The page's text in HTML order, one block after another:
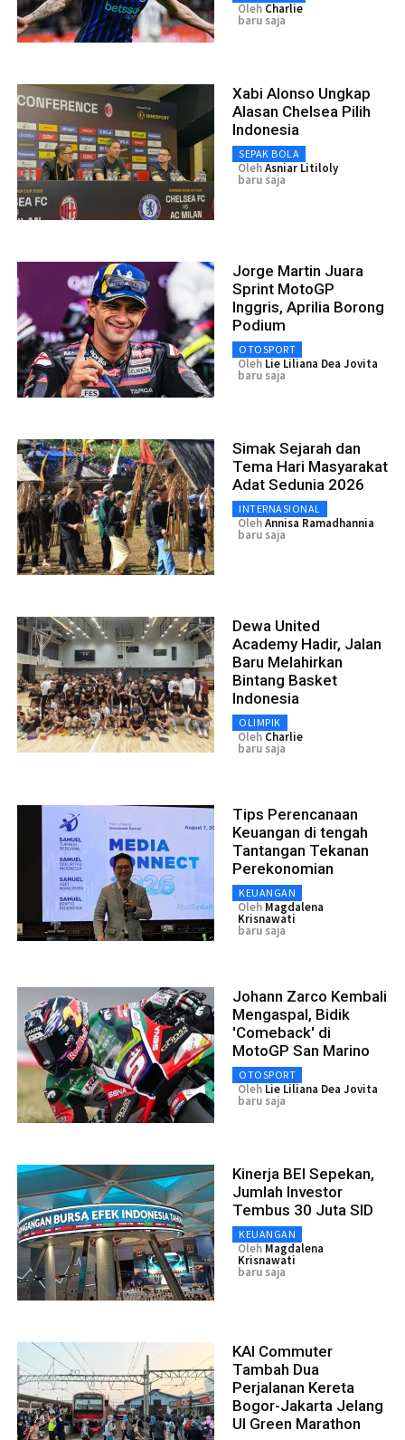
Oleh Charlie
baru saja
Xabi Alonso Ungkap
Alasan Chelsea Pilih
Indonesia
SEPAK BOLA
OlehAsniar Litiloly
baru saja
Jorge Martin Juara
Sprint MotoGP
Inggris, Aprilia Borong
Podium
OTOSPORT
Oleh Lie Liliana Dea Jovita
baru saja
Simak Sejarah dan
Tema Hari Masyarakat
Adat Sedunia 2026
INTERNASIONAL
OlehAnnisa Ramadhannia
baru saja
Dewa United
Academy Hadir, Jalan
Baru Melahirkan
Bintang Basket
Indonesia
OLIMPIK
Oleh Charlie
baru saja
Tips Perencanaan
Keuangan di tengah
Tantangan Tekanan
Perekonomian
KEUANGAN
Oleh Magdalena
Krisnawati
baru saja
Johann Zarco Kembali
Mengaspal, Bidik
'Comeback' di
MotoGP San Marino
OTOSPORT
Oleh Lie Liliana Dea Jovita
baru saja
Kinerja BEI Sepekan,
Jumlah Investor
Tembus 30 Juta SID
KEUANGAN
Oleh Magdalena
Krisnawati
baru saja
KAI Commuter
Tambah Dua
Perjalanan Kereta
Bogor-Jakarta Jelang
UI Green Marathon